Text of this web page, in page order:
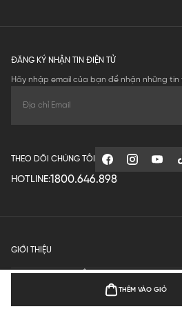
THÊM VÀO GIỎ
ĐĂNG KÝ NHẬN TIN ĐIỆN TỬ
Hãy nhập email của bạn để nhận những
THEO DÕI CHÚNG TÔI
HOTLINE:1800.646.898
GIỚI THIỆU
QUY ĐỊNH HOẠT ĐỘNG